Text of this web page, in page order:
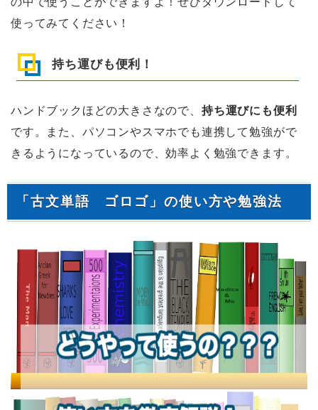
使ってみてください！
持ち運びも便利！
ハンドブックほどの大きさなので、 持ち運びにも便利
です。また、パソコンやスマホでも連携して勉強がで
きるようになっているので、効率よく勉強できます。
「古文単語 ゴロゴ」の使い方や勉強法